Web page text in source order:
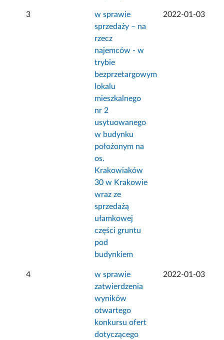
3
w sprawie
sprzedaży – na
rzecz
najemców - w
trybie
bezprzetargowym
lokalu
mieszkalnego
nr 2
usytuowanego
w budynku
położonym na
os.
Krakowiaków
30 w Krakowie
wraz ze
sprzedażą
ułamkowej
części gruntu
pod
budynkiem
2022-01-03
4
w sprawie
zatwierdzenia
wyników
otwartego
konkursu ofert
dotyczącego
2022-01-03